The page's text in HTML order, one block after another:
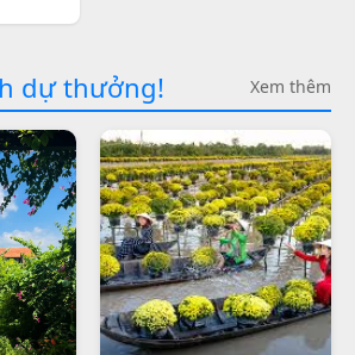
dự thưởng! Xem thêm